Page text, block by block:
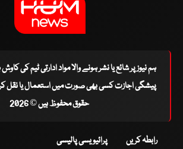
ہم نیوز پر شائع یا نشر ہونے والا مواد ادارتی ٹیم کی
پیشگی اجازت کسی بھی صورت میں استعمال یا نقل
حقوق محفوظ ہیں © 2026
رابطہ کریں پرائیویسی پالیسی